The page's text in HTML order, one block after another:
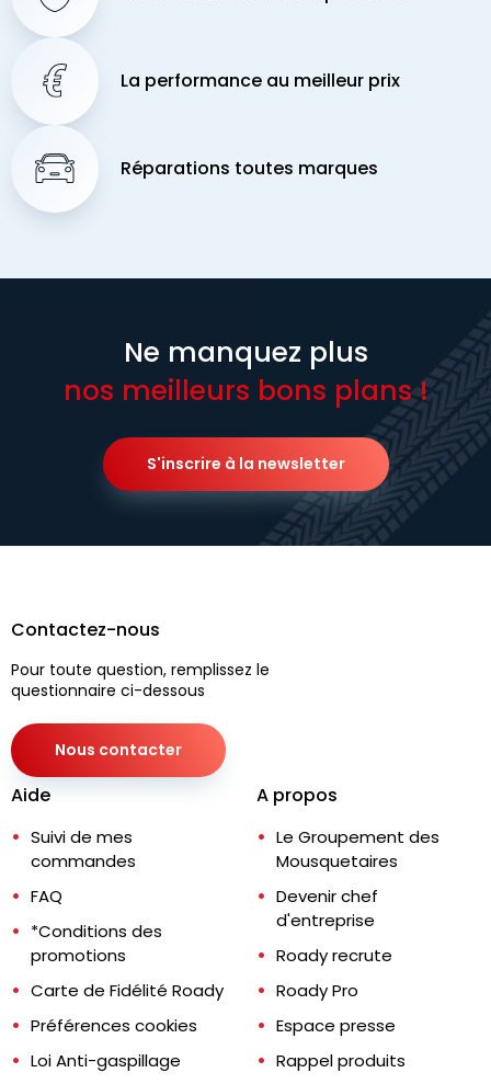
La performance au meilleur prix
Réparations toutes marques
Ne manquez plus
nos meilleurs bons plans !
S'inscrire à la newsletter
Contactez-nous
Pour toute question, remplissez le
questionnaire ci-dessous
Nous contacter
Aide
Suivi de mes
commandes
FAQ
*Conditions des
promotions
Carte de Fidélité Roady
Préférences cookies
Loi Anti-gaspillage
A propos
Le Groupement des
Mousquetaires
Devenir chef
d'entreprise
Roady recrute
Roady Pro
Espace presse
Rappel produits